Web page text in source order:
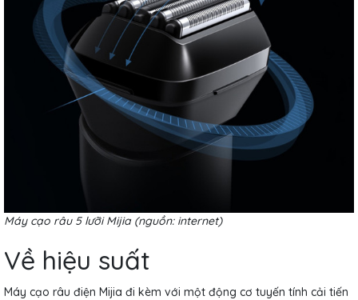
Máy cạo râu 5 lưỡi Mijia (nguồn: internet)
Về hiệu suất
Máy cạo râu điện Mijia đi kèm với một động cơ tuyến tính cải tiến